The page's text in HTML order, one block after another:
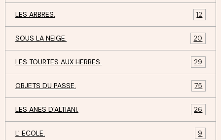
LES ARBRES. 12
SOUS LA NEIGE. 20
LES TOURTES AUX HERBES. 29
OBJETS DU PASSE. 75
LES ANES D'ALTIANI. 26
L' ECOLE. 9